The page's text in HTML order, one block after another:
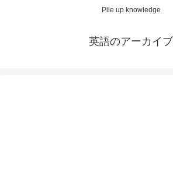
Pile up knowledge
英語のアーカイブ